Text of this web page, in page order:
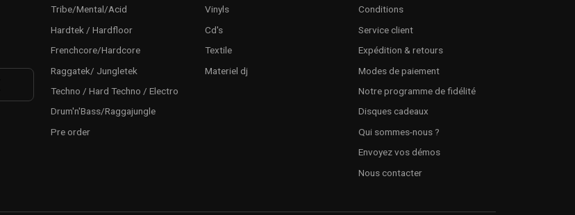
Tribe/Mental/Acid
Hardtek / Hardfloor
Frenchcore/Hardcore
Raggatek/ Jungletek
Techno / Hard Techno / Electro
Drum'n'Bass/Raggajungle
Pre order
Vinyls
Cd's
Textile
Materiel dj
Conditions
Service client
Expédition & retours
Modes de paiement
Notre programme de fidélité
Disques cadeaux
Qui sommes-nous ?
Envoyez vos démos
Nous contacter